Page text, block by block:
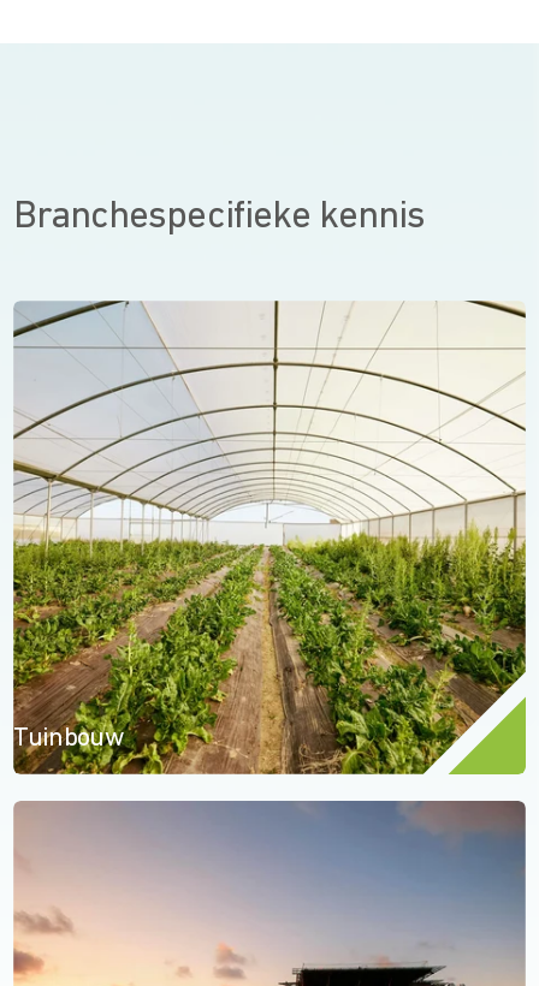
Branchespecifieke kennis
Tuinbouw